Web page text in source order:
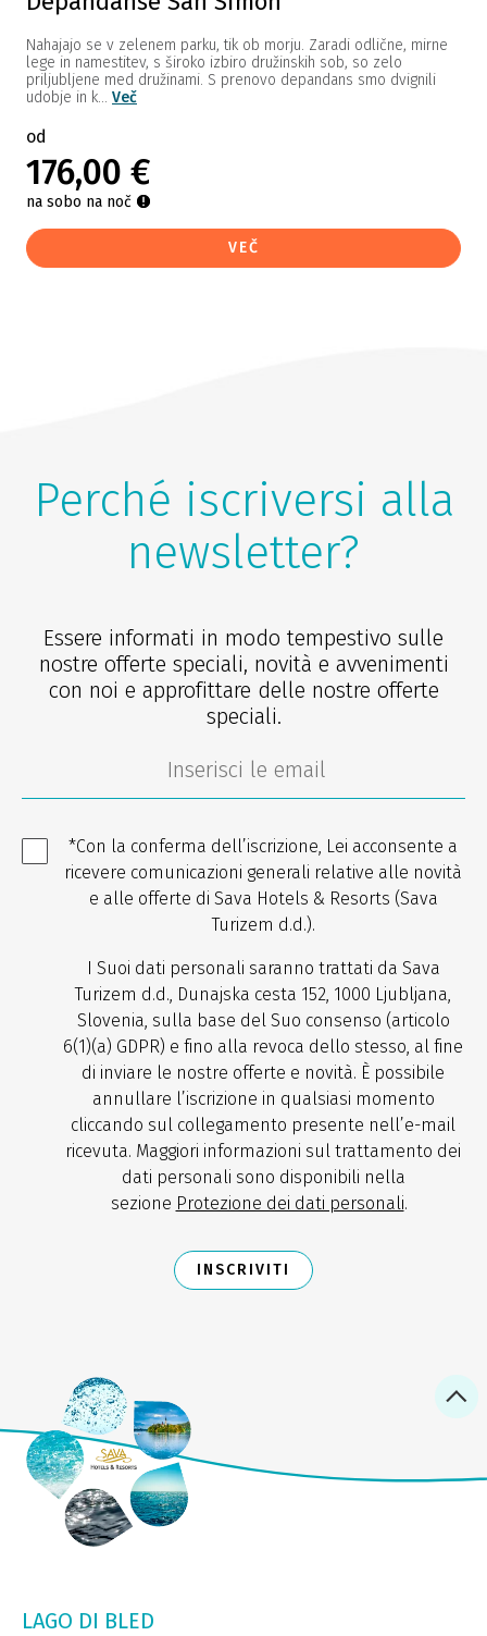
Nahajajo se v zelenem parku, tik ob morju. Zaradi odlične, mirne
lege in namestitev, s široko izbiro družinskih sob, so zelo
priljubljene med družinami. S prenovo depandans smo dvignili
udobje in k... Več
od
176,00 €
na sobo na noč
VEČ
Perché iscriversi alla
newsletter?
Essere informati in modo tempestivo sulle
nostre offerte speciali, novità e avvenimenti
con noi e approfittare delle nostre offerte
speciali.
*Con la conferma dell’iscrizione, Lei acconsente a
ricevere comunicazioni generali relative alle novità
e alle offerte di Sava Hotels & Resorts (Sava
Turizem d.d.).
I Suoi dati personali saranno trattati da Sava
Turizem d.d., Dunajska cesta 152, 1000 Ljubljana,
Slovenia, sulla base del Suo consenso (articolo
6(1)(a) GDPR) e fino alla revoca dello stesso, al fine
di inviare le nostre offerte e novità. È possibile
annullare l’iscrizione in qualsiasi momento
cliccando sul collegamento presente nell’e-mail
ricevuta. Maggiori informazioni sul trattamento dei
dati personali sono disponibili nella
sezione Protezione dei dati personali.
INSCRIVITI
LAGO DI BLED